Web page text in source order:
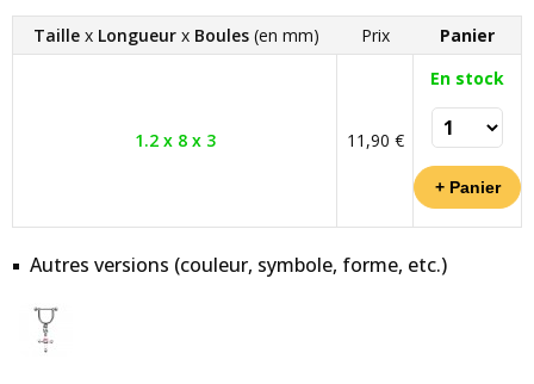
Taillex Longueurx Boules(en mm) Prix Panier
1.2 x 8 x 3 11,90 €
En stock
Autres versions (couleur, symbole, forme, etc.)